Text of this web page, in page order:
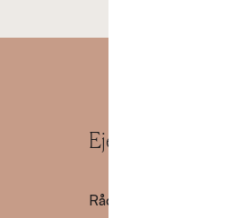
Ejendomme
Rådmandsgade